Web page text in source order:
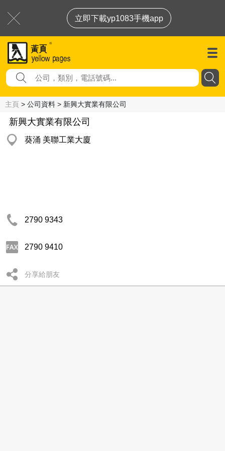
立即下載yp1083手機app
主頁 > 公司資料 > 新興大實業有限公司
新興大實業有限公司
葵涌 美聯工業大廈
2790 9343
2790 9410
分享給朋友